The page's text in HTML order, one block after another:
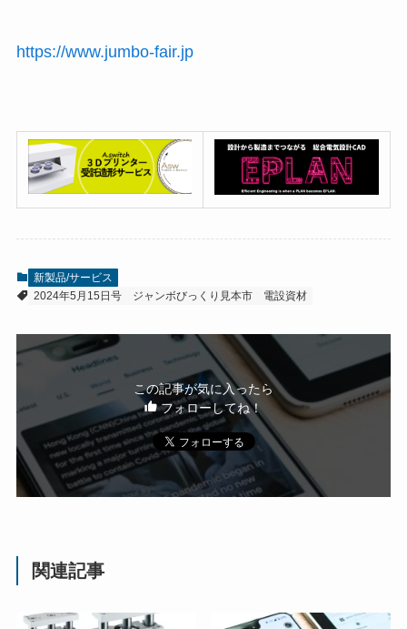
https://www.jumbo-fair.jp
新製品/サービス
2024年5月15日号
ジャンボびっくり見本市 電設資材
この記事が気に入ったら
フォローしてね！
関連記事